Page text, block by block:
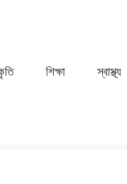
⁠⁠শিক্ষা ⁠⁠স্বাস্থ্য